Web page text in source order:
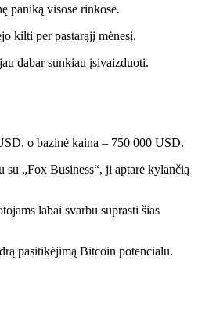
paniką visose rinkose.
kilti per pastarąjį mėnesį.
dabar sunkiau įsivaizduoti.
o bazinė kaina – 750 000 USD.
„Fox Business“, ji aptarė kylančią
labai svarbu suprasti šias
pasitikėjimą Bitcoin potencialu.